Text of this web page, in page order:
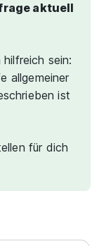
aktuell
sein:
allgemeiner
ist
für dich